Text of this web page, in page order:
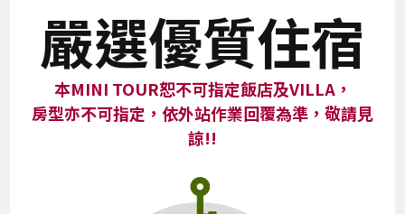
嚴選優質住宿
本MINI TOUR恕不可指定飯店及VILLA，
房型亦不可指定，依外站作業回覆為準，敬請見
諒!!